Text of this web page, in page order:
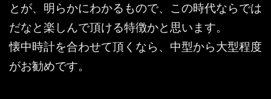
とが、明らかにわかるもので、この時代ならでは
だなと楽しんで頂ける特徴かと思います。
懐中時計を合わせて頂くなら、中型から大型程度
がお勧めです。